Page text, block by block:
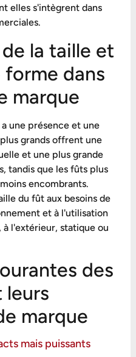
elles s'intègrent dans
la taille et
dans
marque
une présence et une
grands offrent une
et une plus grande
tandis que les fûts plus
encombrants.
du fût aux besoins de
et à l'utilisation
l'extérieur, statique ou
des
leurs
marque
mais puissants